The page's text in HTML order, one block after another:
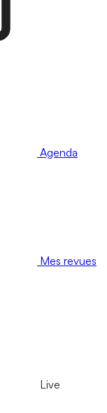
Agenda
Mes revues
Live